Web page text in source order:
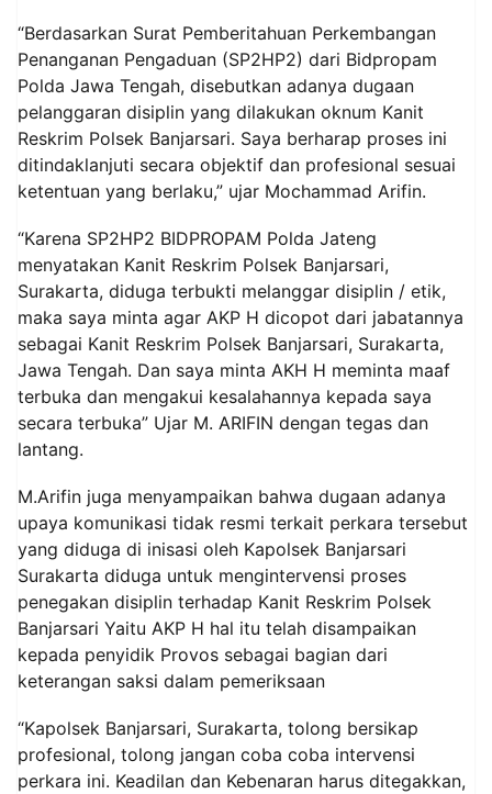
“Berdasarkan Surat Pemberitahuan Perkembangan
Penanganan Pengaduan (SP2HP2) dari Bidpropam
Polda Jawa Tengah, disebutkan adanya dugaan
pelanggaran disiplin yang dilakukan oknum Kanit
Reskrim Polsek Banjarsari. Saya berharap proses ini
ditindaklanjuti secara objektif dan profesional sesuai
ketentuan yang berlaku,” ujar Mochammad Arifin.
“Karena SP2HP2 BIDPROPAM Polda Jateng
menyatakan Kanit Reskrim Polsek Banjarsari,
Surakarta, diduga terbukti melanggar disiplin / etik,
maka saya minta agar AKP H dicopot dari jabatannya
sebagai Kanit Reskrim Polsek Banjarsari, Surakarta,
Jawa Tengah. Dan saya minta AKH H meminta maaf
terbuka dan mengakui kesalahannya kepada saya
secara terbuka” Ujar M. ARIFIN dengan tegas dan
lantang.
M.Arifin juga menyampaikan bahwa dugaan adanya
upaya komunikasi tidak resmi terkait perkara tersebut
yang diduga di inisasi oleh Kapolsek Banjarsari
Surakarta diduga untuk mengintervensi proses
penegakan disiplin terhadap Kanit Reskrim Polsek
Banjarsari Yaitu AKP H hal itu telah disampaikan
kepada penyidik Provos sebagai bagian dari
keterangan saksi dalam pemeriksaan
“Kapolsek Banjarsari, Surakarta, tolong bersikap
profesional, tolong jangan coba coba intervensi
perkara ini. Keadilan dan Kebenaran harus ditegakkan,